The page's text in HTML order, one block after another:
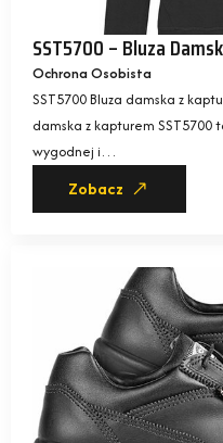
SST5700 – Bluza
Ochrona Osobista
SST5700 Bluza damska z
damska z kapturem SST5700
wygodnej i…
Zobacz